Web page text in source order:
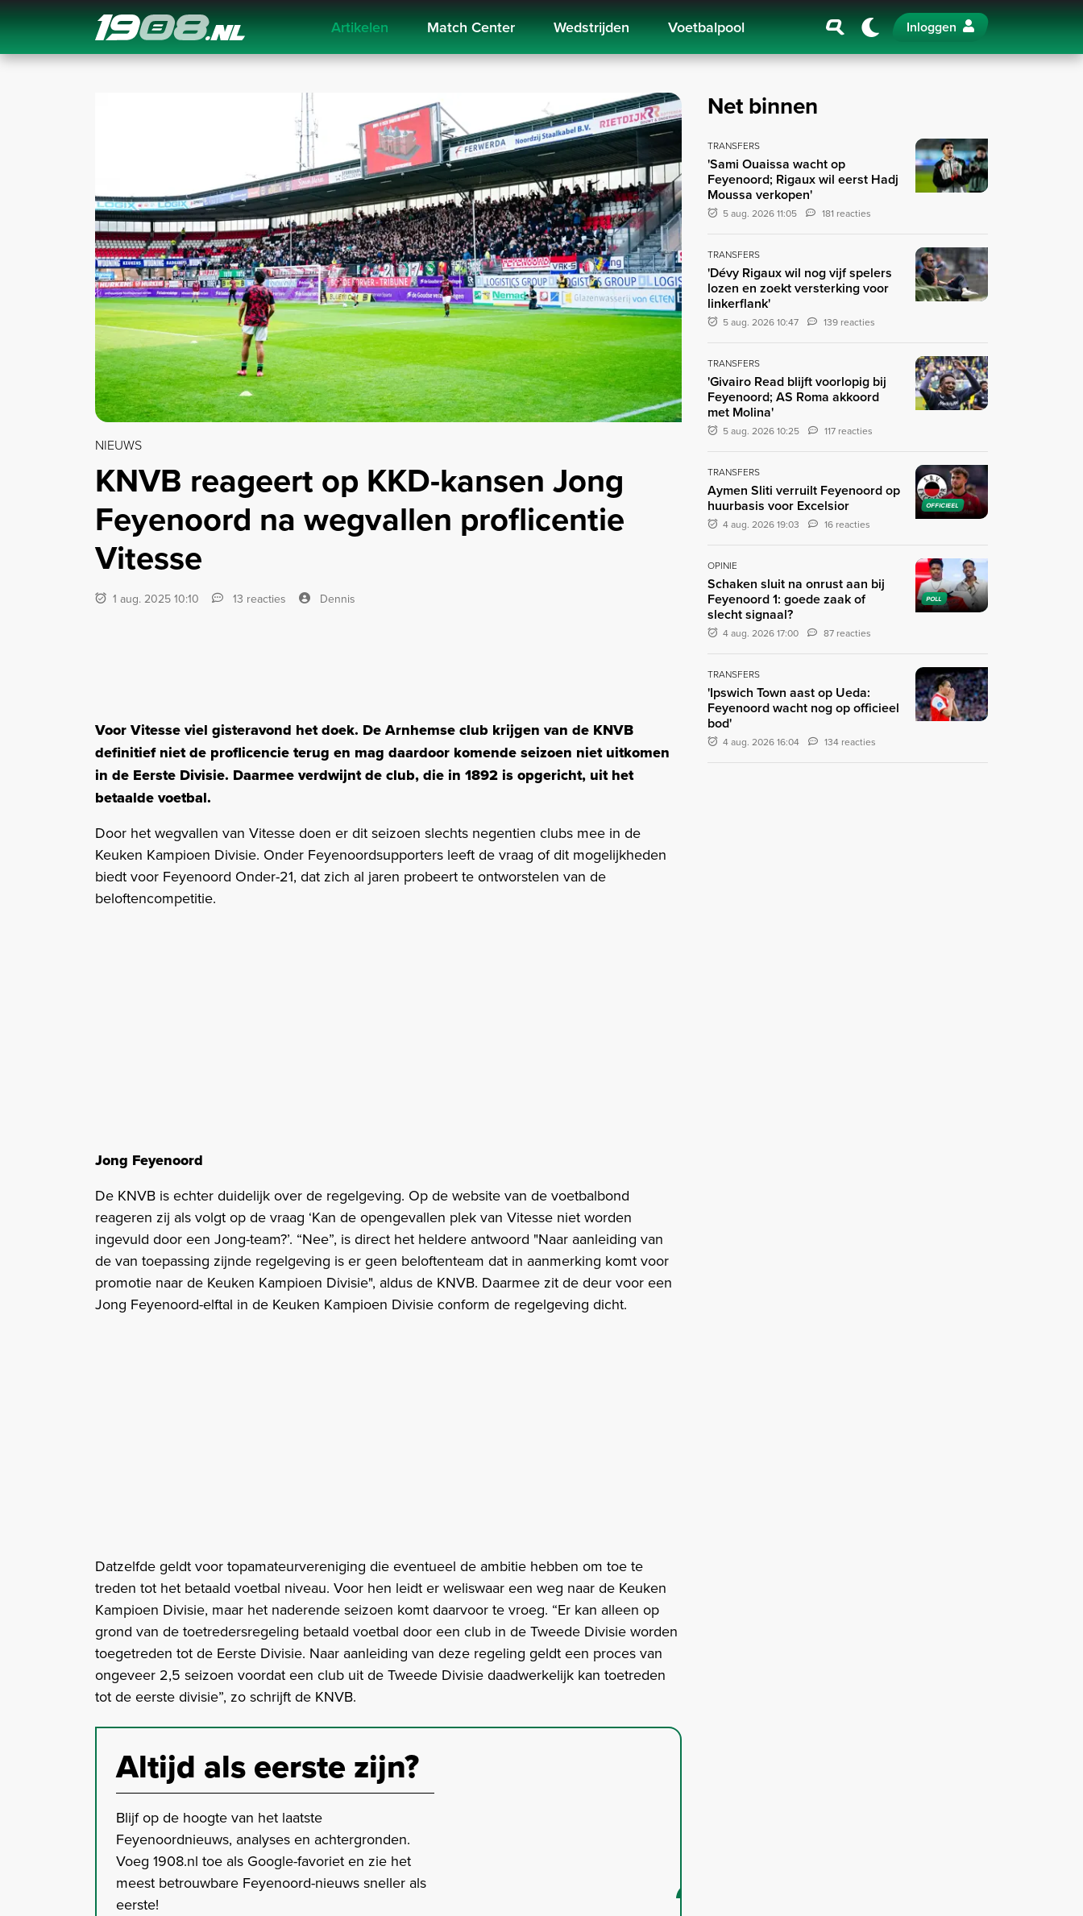
Navigation Artikelen Match Center Wedstrijden Voetbalpool Inloggen
NIEUWS
KNVB reageert op KKD-kansen Jong
Feyenoord na wegvallen proflicentie
Vitesse
1 aug. 2025 10:10 13 reacties Dennis
Voor Vitesse viel gisteravond het doek. De Arnhemse club krijgen van de KNVB
definitief niet de proflicencie terug en mag daardoor komende seizoen niet uitkomen
in de Eerste Divisie. Daarmee verdwijnt de club, die in 1892 is opgericht, uit het
betaalde voetbal.
Door het wegvallen van Vitesse doen er dit seizoen slechts negentien clubs mee in de
Keuken Kampioen Divisie. Onder Feyenoordsupporters leeft de vraag of dit mogelijkheden
biedt voor Feyenoord Onder-21, dat zich al jaren probeert te ontworstelen van de
beloftencompetitie.
Jong Feyenoord
De KNVB is echter duidelijk over de regelgeving. Op de website van de voetbalbond
reageren zij als volgt op de vraag ‘Kan de opengevallen plek van Vitesse niet worden
ingevuld door een Jong-team?’. “Nee”, is direct het heldere antwoord "Naar aanleiding van
de van toepassing zijnde regelgeving is er geen beloftenteam dat in aanmerking komt voor
promotie naar de Keuken Kampioen Divisie", aldus de KNVB. Daarmee zit de deur voor een
Jong Feyenoord-elftal in de Keuken Kampioen Divisie conform de regelgeving dicht.
Datzelfde geldt voor topamateurvereniging die eventueel de ambitie hebben om toe te
treden tot het betaald voetbal niveau. Voor hen leidt er weliswaar een weg naar de Keuken
Kampioen Divisie, maar het naderende seizoen komt daarvoor te vroeg. “Er kan alleen op
grond van de toetredersregeling betaald voetbal door een club in de Tweede Divisie worden
toegetreden tot de Eerste Divisie. Naar aanleiding van deze regeling geldt een proces van
ongeveer 2,5 seizoen voordat een club uit de Tweede Divisie daadwerkelijk kan toetreden
tot de eerste divisie”, zo schrijft de KNVB.
Altijd als eerste zijn?
Blijf op de hoogte van het laatste
Feyenoordnieuws, analyses en achtergronden.
Voeg 1908.nl toe als Google-favoriet en zie het
meest betrouwbare Feyenoord-nieuws sneller als
eerste!
Net binnen
TRANSFERS
'Sami Ouaissa wacht op
Feyenoord; Rigaux wil eerst Hadj
Moussa verkopen'
5 aug. 2026 11:05 181 reacties
TRANSFERS
'Dévy Rigaux wil nog vijf spelers
lozen en zoekt versterking voor
linkerflank'
5 aug. 2026 10:47 139 reacties
TRANSFERS
'Givairo Read blijft voorlopig bij
Feyenoord; AS Roma akkoord
met Molina'
5 aug. 2026 10:25 117 reacties
OFFICIEEL
TRANSFERS
Aymen Sliti verruilt Feyenoord op
huurbasis voor Excelsior
4 aug. 2026 19:03 16 reacties
POLL
OPINIE
Schaken sluit na onrust aan bij
Feyenoord 1: goede zaak of
slecht signaal?
4 aug. 2026 17:00 87 reacties
TRANSFERS
'Ipswich Town aast op Ueda:
Feyenoord wacht nog op officieel
bod'
4 aug. 2026 16:04 134 reacties